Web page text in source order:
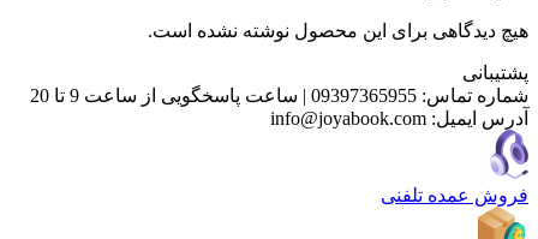
هیچ دیدگاهی برای این محصول نوشته نشده است.
پشتیبانی
شماره تماس: 09397365955
| ساعت پاسخگویی از ساعت 9 تا 20
آدرس ایمیل: info@joyabook.com
فروش عمده تلفنی